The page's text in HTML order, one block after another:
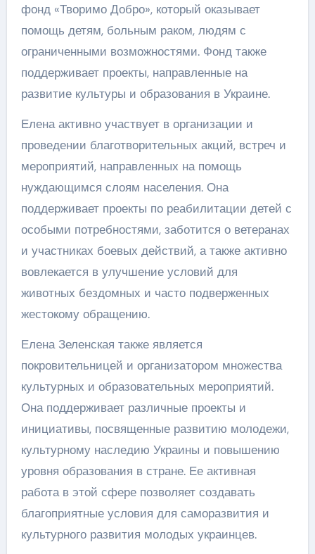
фонд «Творимо Добро», который оказывает
помощь детям, больным раком, людям с
ограниченными возможностями. Фонд также
поддерживает проекты, направленные на
развитие культуры и образования в Украине.
Елена активно участвует в организации и
проведении благотворительных акций, встреч и
мероприятий, направленных на помощь
нуждающимся слоям населения. Она
поддерживает проекты по реабилитации детей с
особыми потребностями, заботится о ветеранах
и участниках боевых действий, а также активно
вовлекается в улучшение условий для
животных бездомных и часто подверженных
жестокому обращению.
Елена Зеленская также является
покровительницей и организатором множества
культурных и образовательных мероприятий.
Она поддерживает различные проекты и
инициативы, посвященные развитию молодежи,
культурному наследию Украины и повышению
уровня образования в стране. Ее активная
работа в этой сфере позволяет создавать
благоприятные условия для саморазвития и
культурного развития молодых украинцев.